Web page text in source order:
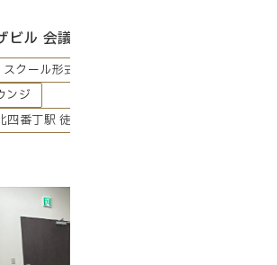
ル 会議室B（定員16名）
スクール形式
ンジ
番丁駅 徒歩1分